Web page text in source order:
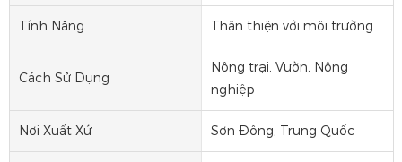
Tính Năng Thân thiện với môi trường
Cách Sử Dụng
Nông trại, Vườn, Nông
nghiệp
Nơi Xuất Xứ Sơn Đông, Trung Quốc